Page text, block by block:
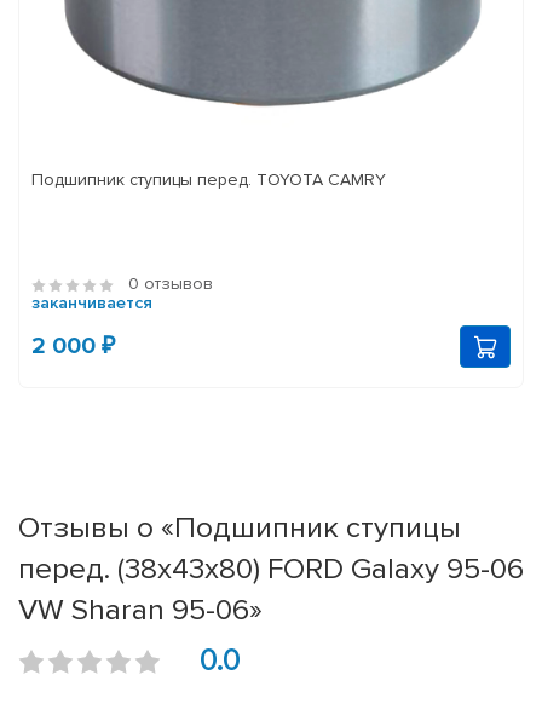
Подшипник ступицы перед. TOYOTA CAMRY
0 отзывов
заканчивается
2 000 ₽
Отзывы о «Подшипник ступицы
перед. (38x43x80) FORD Galaxy 95-06
VW Sharan 95-06»
0.0